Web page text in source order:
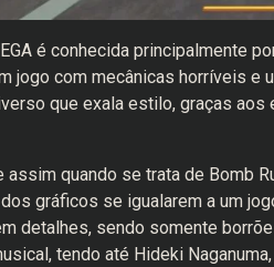
é conhecida principalmente
jogo com mecânicas horríveis e
que exala estilo, graças
quando se trata de Bomb
gráficos se igualarem a um
detalhes, sendo somente
tendo até Hideki